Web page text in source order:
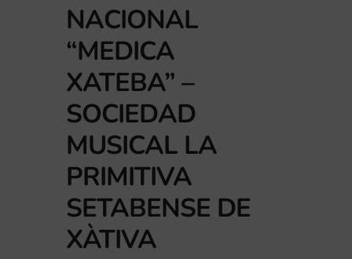
NACIONAL
“MEDICA
XATEBA” –
SOCIEDAD
MUSICAL LA
PRIMITIVA
SETABENSE DE
XÀTIVA